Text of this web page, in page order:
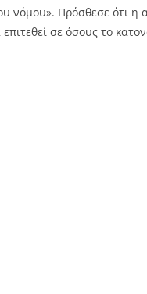
νόμου». Πρόσθεσε ότι η
σε όσους το